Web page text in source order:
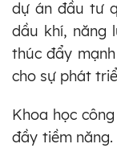
dự án đầu tư
dầu khí, năng
thúc đẩy
cho sự phát
Khoa học
đầy tiềm